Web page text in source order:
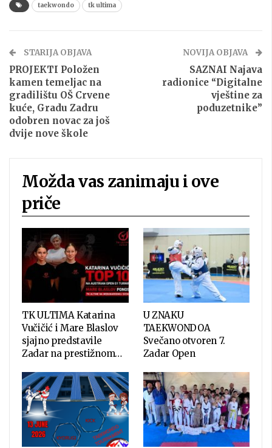
taekwondo tk ultima
STARIJA OBJAVA
PROJEKTI Položen
kamen temeljac na
gradilištu OŠ Crvene
kuće, Gradu Zadru
odobren novac za još
dvije nove škole
NOVIJA OBJAVA
SAZNAI Najava
radionice “Digitalne
vještine za
poduzetnike”
Možda vas zanimaju i ove
priče
TK ULTIMA Katarina
Vučičić i Mare Blaslov
sjajno predstavile
Zadar na prestižnom…
U ZNAKU
TAEKWONDOA
Svečano otvoren 7.
Zadar Open